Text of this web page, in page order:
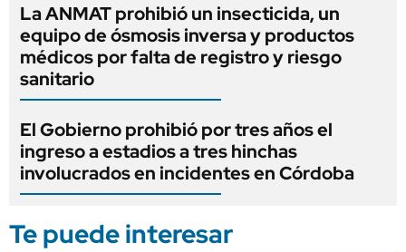
La ANMAT prohibió un insecticida, un
equipo de ósmosis inversa y productos
médicos por falta de registro y riesgo
sanitario
El Gobierno prohibió por tres años el
ingreso a estadios a tres hinchas
involucrados en incidentes en Córdoba
Te puede interesar